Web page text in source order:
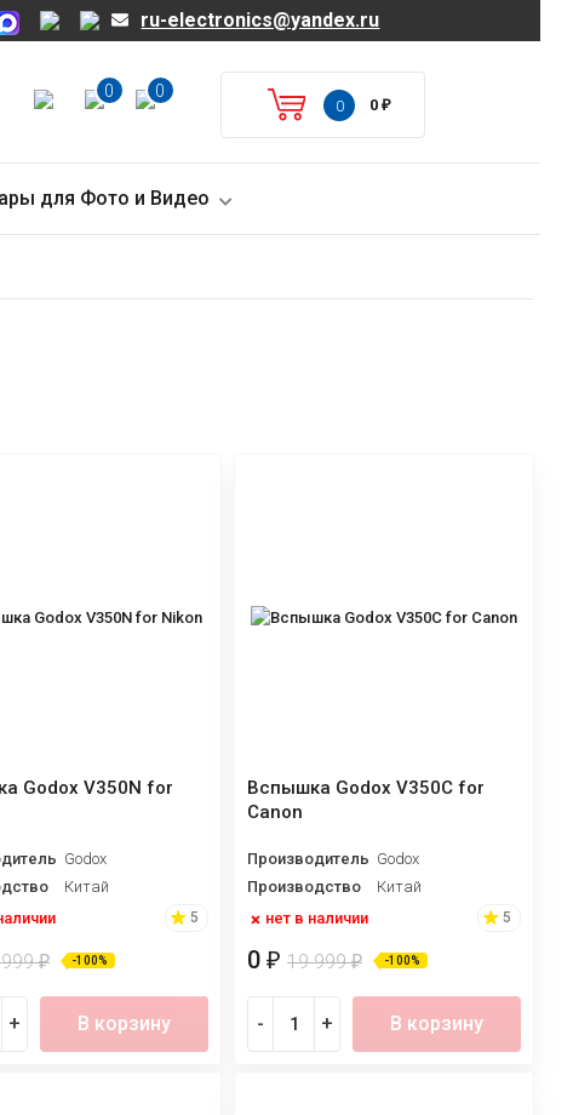
ru-electronics@yandex.ru
0 0
0 0₽
для Фото и Видео
Godox V350N for
Godox
Китай
5
₽ -100%
+ В корзину
Вспышка Godox V350C for
Canon
Производитель Godox
Производство
Китай
нет в наличии
5
0₽ 19 999₽ -100%
- + В корзину